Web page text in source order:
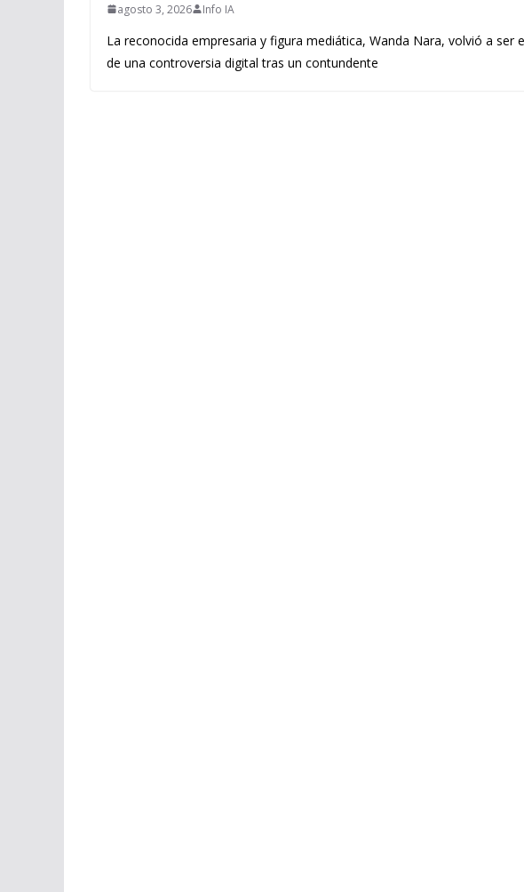
agosto 3, 2026 Info IA
La reconocida empresaria y figura mediática, Wanda Nara, volvió a ser
de una controversia digital tras un contundente